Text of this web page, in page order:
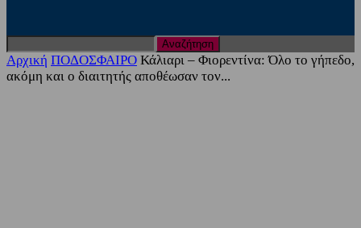
Αρχική ΠΟΔΟΣΦΑΙΡΟ Κάλιαρι – Φιορεντίνα: Όλο το γήπεδο,
ακόμη και ο διαιτητής αποθέωσαν τον...